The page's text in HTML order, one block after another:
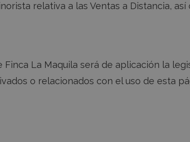
relativa a las Ventas a Distancia,
La Maquila será de aplicación la
o relacionados con el uso de esta